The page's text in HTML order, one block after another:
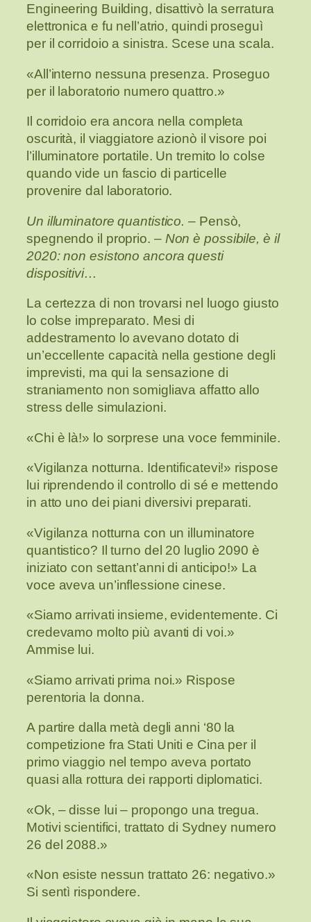
Engineering Building, disattivò la serratura
elettronica e fu nell’atrio, quindi proseguì
per il corridoio a sinistra. Scese una scala.
«All’interno nessuna presenza. Proseguo
per il laboratorio numero quattro.»
Il corridoio era ancora nella completa
oscurità, il viaggiatore azionò il visore poi
l’illuminatore portatile. Un tremito lo colse
quando vide un fascio di particelle
provenire dal laboratorio.
Un illuminatore quantistico. – Pensò,
spegnendo il proprio. – Non è possibile, è il
2020: non esistono ancora questi
dispositivi…
La certezza di non trovarsi nel luogo giusto
lo colse impreparato. Mesi di
addestramento lo avevano dotato di
un’eccellente capacità nella gestione degli
imprevisti, ma qui la sensazione di
straniamento non somigliava affatto allo
stress delle simulazioni.
«Chi è là!» lo sorprese una voce femminile.
«Vigilanza notturna. Identificatevi!» rispose
lui riprendendo il controllo di sé e mettendo
in atto uno dei piani diversivi preparati.
«Vigilanza notturna con un illuminatore
quantistico? Il turno del 20 luglio 2090 è
iniziato con settant’anni di anticipo!» La
voce aveva un’inflessione cinese.
«Siamo arrivati insieme, evidentemente. Ci
credevamo molto più avanti di voi.»
Ammise lui.
«Siamo arrivati prima noi.» Rispose
perentoria la donna.
A partire dalla metà degli anni ‘80 la
competizione fra Stati Uniti e Cina per il
primo viaggio nel tempo aveva portato
quasi alla rottura dei rapporti diplomatici.
«Ok, – disse lui – propongo una tregua.
Motivi scientifici, trattato di Sydney numero
26 del 2088.»
«Non esiste nessun trattato 26: negativo.»
Si sentì rispondere.